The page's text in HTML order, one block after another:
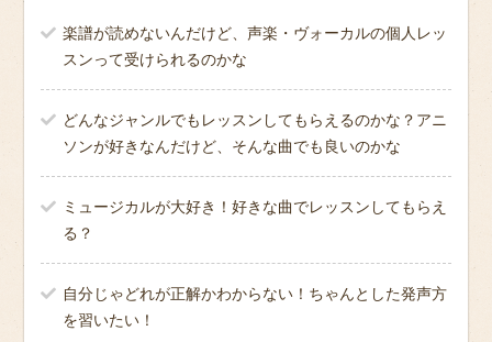
楽譜が読めないんだけど、声楽・ヴォーカルの個人レッ
スンって受けられるのかな
どんなジャンルでもレッスンしてもらえるのかな？アニ
ソンが好きなんだけど、そんな曲でも良いのかな
ミュージカルが大好き！好きな曲でレッスンしてもらえ
る？
自分じゃどれが正解かわからない！ちゃんとした発声方
を習いたい！